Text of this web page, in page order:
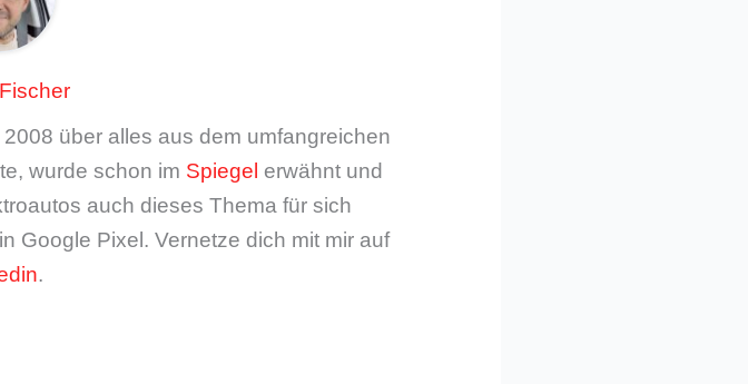
über alles aus dem umfangreichen
wurde schon im Spiegel erwähnt und
auch dieses Thema für sich
Google Pixel. Vernetze dich mit mir auf
.